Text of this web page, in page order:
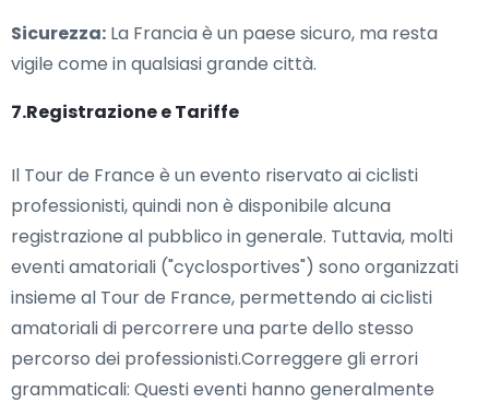
Sicurezza: La Francia è un paese sicuro, ma resta
vigile come in qualsiasi grande città.
7.Registrazione e Tariffe
Il Tour de France è un evento riservato ai ciclisti
professionisti, quindi non è disponibile alcuna
registrazione al pubblico in generale. Tuttavia, molti
eventi amatoriali ("cyclosportives") sono organizzati
insieme al Tour de France, permettendo ai ciclisti
amatoriali di percorrere una parte dello stesso
percorso dei professionisti.Correggere gli errori
grammaticali: Questi eventi hanno generalmente